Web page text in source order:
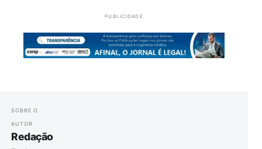
PUBLICIDADE
SOBRE O
AUTOR
Redação